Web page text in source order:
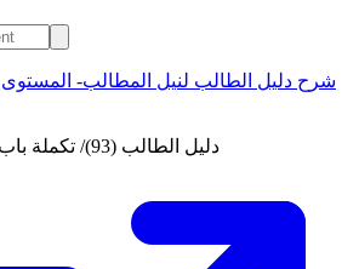
شرح دليل الطالب لنيل المطالب- المستوى
دليل الطالب (93)/ تكملة باب الوقف - إبراهيم رفيق